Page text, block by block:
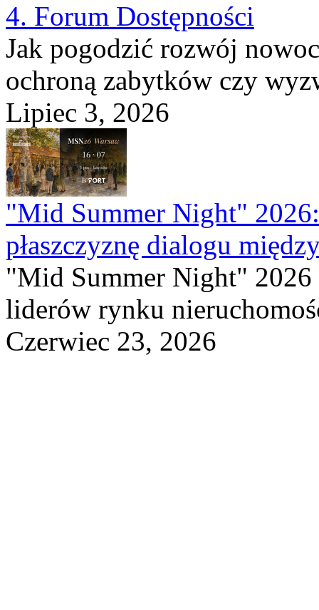
4. Forum Dostępności
Jak pogodzić rozwój
ochroną zabytków czy
Lipiec 3, 2026
"Mid Summer Night"
płaszczyznę dialogu
"Mid Summer Night" 2026
liderów rynku
Czerwiec 23, 2026